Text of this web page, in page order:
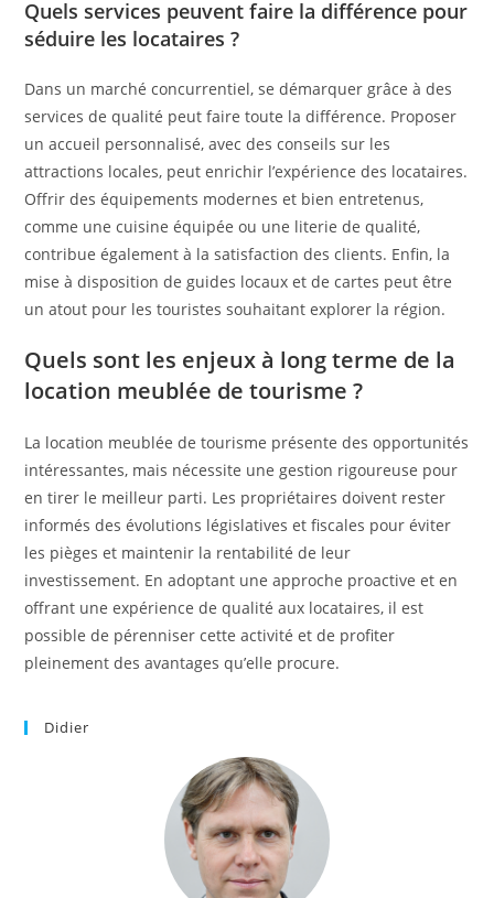
Quels services peuvent faire la différence pour
séduire les locataires ?
Dans un marché concurrentiel, se démarquer grâce à des
services de qualité peut faire toute la différence. Proposer
un accueil personnalisé, avec des conseils sur les
attractions locales, peut enrichir l’expérience des locataires.
Offrir des équipements modernes et bien entretenus,
comme une cuisine équipée ou une literie de qualité,
contribue également à la satisfaction des clients. Enfin, la
mise à disposition de guides locaux et de cartes peut être
un atout pour les touristes souhaitant explorer la région.
Quels sont les enjeux à long terme de la
location meublée de tourisme ?
La location meublée de tourisme présente des opportunités
intéressantes, mais nécessite une gestion rigoureuse pour
en tirer le meilleur parti. Les propriétaires doivent rester
informés des évolutions législatives et fiscales pour éviter
les pièges et maintenir la rentabilité de leur
investissement. En adoptant une approche proactive et en
offrant une expérience de qualité aux locataires, il est
possible de pérenniser cette activité et de profiter
pleinement des avantages qu’elle procure.
Didier